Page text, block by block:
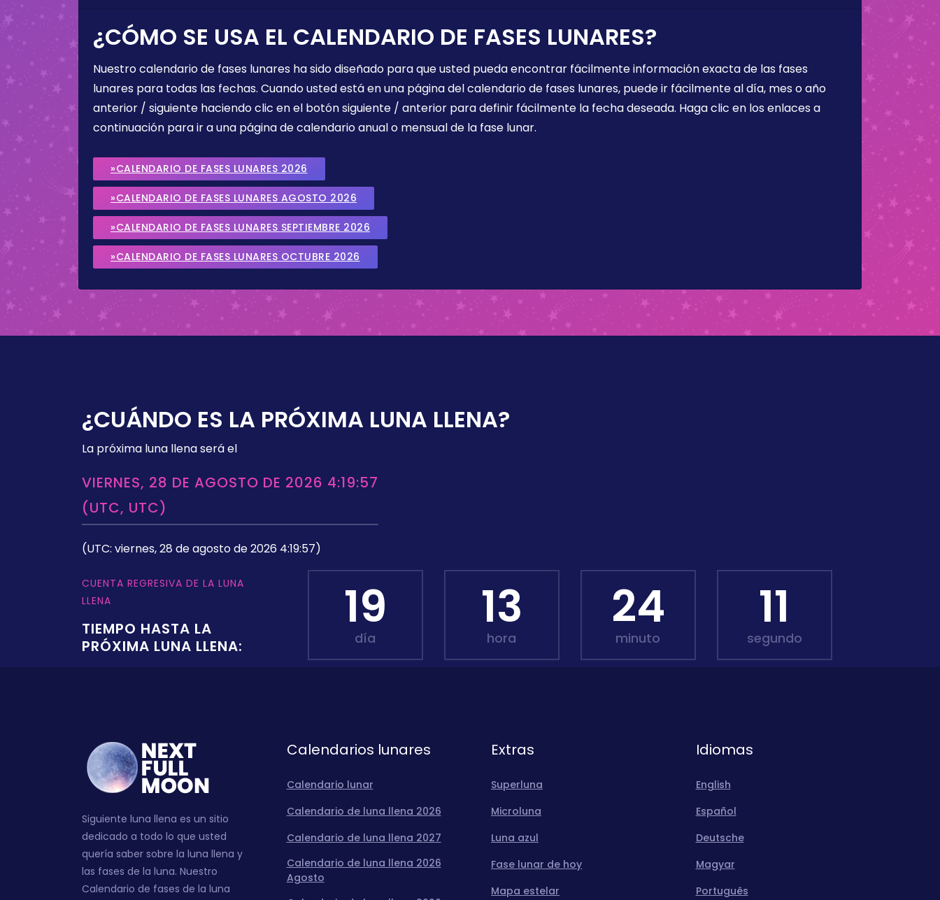
¿CÓMO SE USA EL CALENDARIO DE FASES LUNARES?
Nuestro calendario de fases lunares ha sido diseñado para que usted pueda encontrar fácilmente información exacta de las fases
lunares para todas las fechas. Cuando usted está en una página del calendario de fases lunares, puede ir fácilmente al día, mes o año
anterior / siguiente haciendo clic en el botón siguiente / anterior para definir fácilmente la fecha deseada. Haga clic en los enlaces a
continuación para ir a una página de calendario anual o mensual de la fase lunar.
»CALENDARIO DE FASES LUNARES 2026
»CALENDARIO DE FASES LUNARES AGOSTO 2026
»CALENDARIO DE FASES LUNARES SEPTIEMBRE 2026
»CALENDARIO DE FASES LUNARES OCTUBRE 2026
¿CUÁNDO ES LA PRÓXIMA LUNA LLENA?
La próxima luna llena será el
VIERNES, 28 DE AGOSTO DE 2026 4:19:57
(UTC, UTC)
(UTC: viernes, 28 de agosto de 2026 4:19:57)
CUENTA REGRESIVA DE LA LUNA
LLENA
TIEMPO HASTA LA
PRÓXIMA LUNA LLENA:
19
día
13
hora
24
minuto
09
segundo
Siguiente luna llena es un sitio
dedicado a todo lo que usted
quería saber sobre la luna llena y
las fases de la luna. Nuestro
Calendario de fases de la luna
Calendarios lunares
Calendario lunar
Calendario de luna llena 2026
Calendario de luna llena 2027
Calendario de luna llena 2026
Agosto
Extras
Superluna
Microluna
Luna azul
Fase lunar de hoy
Mapa estelar
Idiomas
English
Español
Deutsche
Magyar
Português